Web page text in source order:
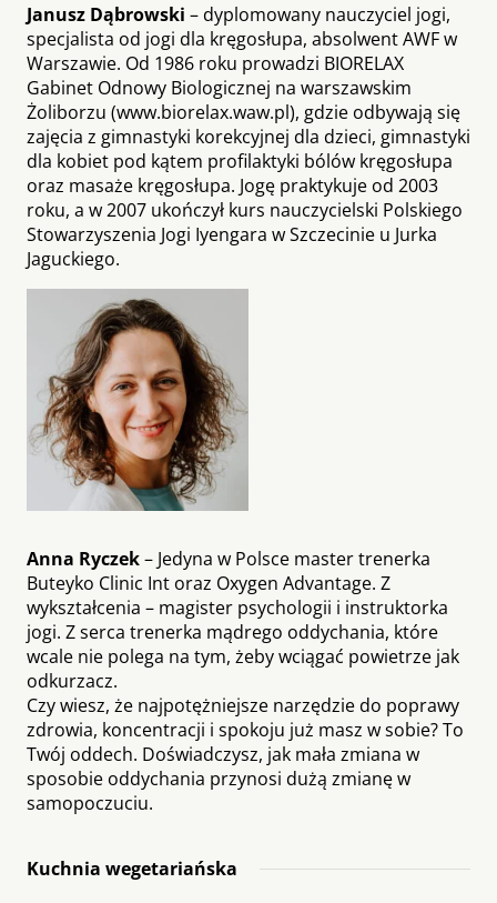
Janusz Dąbrowski – dyplomowany nauczyciel jogi,
specjalista od jogi dla kręgosłupa, absolwent AWF w
Warszawie. Od 1986 roku prowadzi BIORELAX
Gabinet Odnowy Biologicznej na warszawskim
Żoliborzu (www.biorelax.waw.pl), gdzie odbywają się
zajęcia z gimnastyki korekcyjnej dla dzieci, gimnastyki
dla kobiet pod kątem profilaktyki bólów kręgosłupa
oraz masaże kręgosłupa. Jogę praktykuje od 2003
roku, a w 2007 ukończył kurs nauczycielski Polskiego
Stowarzyszenia Jogi Iyengara w Szczecinie u Jurka
Jaguckiego.
Anna Ryczek– Jedyna w Polsce master trenerka
Buteyko Clinic Int oraz Oxygen Advantage. Z
wykształcenia – magister psychologii i instruktorka
jogi. Z serca trenerka mądrego oddychania, które
wcale nie polega na tym, żeby wciągać powietrze jak
odkurzacz.
Czy wiesz, że najpotężniejsze narzędzie do poprawy
zdrowia, koncentracji i spokoju już masz w sobie? To
Twój oddech. Doświadczysz, jak mała zmiana w
sposobie oddychania przynosi dużą zmianę w
samopoczuciu.
Kuchnia wegetariańska